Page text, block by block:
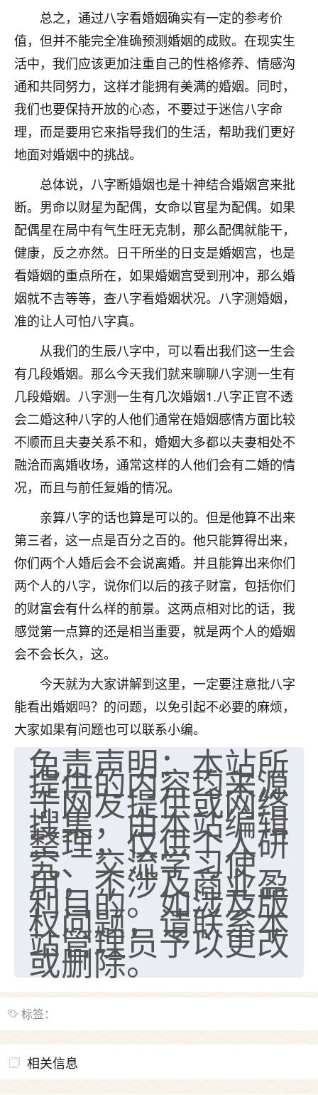
总之，通过八字看婚姻确实有一定的参考价
值，但并不能完全准确预测婚姻的成败。在现实生
活中，我们应该更加注重自己的性格修养、情感沟
通和共同努力，这样才能拥有美满的婚姻。同时，
我们也要保持开放的心态，不要过于迷信八字命
理，而是要用它来指导我们的生活，帮助我们更好
地面对婚姻中的挑战。
总体说，八字断婚姻也是十神结合婚姻宫来批
断。男命以财星为配偶，女命以官星为配偶。如果
配偶星在局中有气生旺无克制，那么配偶就能干，
健康，反之亦然。日干所坐的日支是婚姻宫，也是
看婚姻的重点所在，如果婚姻宫受到刑冲，那么婚
姻就不吉等等，查八字看婚姻状况。八字测婚姻，
准的让人可怕八字真。
从我们的生辰八字中，可以看出我们这一生会
有几段婚姻。那么今天我们就来聊聊八字测一生有
几段婚姻。八字测一生有几次婚姻1.八字正官不透
会二婚这种八字的人他们通常在婚姻感情方面比较
不顺而且夫妻关系不和，婚姻大多都以夫妻相处不
融洽而离婚收场，通常这样的人他们会有二婚的情
况，而且与前任复婚的情况。
亲算八字的话也算是可以的。但是他算不出来
第三者，这一点是百分之百的。他只能算得出来，
你们两个人婚后会不会说离婚。并且能算出来你们
两个人的八字，说你们以后的孩子财富，包括你们
的财富会有什么样的前景。这两点相对比的话，我
感觉第一点算的还是相当重要，就是两个人的婚姻
会不会长久，这。
今天就为大家讲解到这里，一定要注意批八字
能看出婚姻吗？的问题，以免引起不必要的麻烦，
大家如果有问题也可以联系小编。
免责声明：本站所
提供的内容均来源
于网友提供或网络
搜集，由本站编辑
整理，仅供个人研
究、交流学习使
用，不涉及商业盈
利目的。如涉及版
权问题，请联系本
站管理员予以更改
或删除。
标签：
相关信息
鹿森 ：可怜天下父母心啊！
3小时前 来自河北
付深
我是公司人事调整，有升迁机会，但同时竞争的我们
三个，找老师的时候是抱着侥幸心理，没想到老师看
着我晋升有望，我半信半疑的按照老师建议，做了化
太岁还有一个发钱粮，本来年前的人事调整，拖到年
后，我以为都没戏了，结果开年一上班，开会提拔升
职第一个就是我，职务无所谓，主要是底薪加了
3000，非常开心，无论如何，感恩感谢！🙏🏻
鹿森 ：恭喜升职加薪！！，请客吗？�
12小时前 来自北京 32
心心相印
我身体不太好，总是病病殃殃的，去检查又没什么大
问题，反正就是不舒服。中医西医看遍了，找不到问
题，后来无意中看到有人推荐慧来老师，跟老师聊过
之后，心情豁然开朗，也听老师建议，处理了一些因
果问题。今年以来，身体比以前好多，主要是心情好
了，老师说境随心转，现在深有体会了。
鹿森：是的，其实跟老师聊过之后，最大的感
触，首先就是心态会变好，万般皆是命，半点
不由人！
金白水清
我也想找老师看看，有没有人给个联系方式的啊？
鹿森：慧来老师微信：gjsy0624
1天前 来自江西
青春168
我也想要，我也想要！
2天前 来自山西 15
Jessica李
老师做不做超度法事？我想给我奶奶做超度，她今年
刚去世了。
七零老顽童：我母亲前年离世，刚开始我经常
做梦梦见她，后来也是朋友介绍，找到慧来老
师，安排了超度法事，做梦再也没有梦到过
了，一开始是半信半疑的，图个心安，给亡母
超度，现在看来，人不信也不行。
2天前 来自云南 11
优秀的张同学
老师收徒吗？？我对这些很感兴趣
2天前 来自山西 15